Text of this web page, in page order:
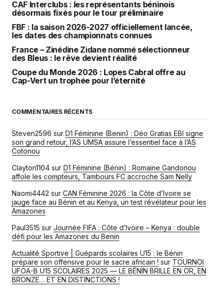
CAF Interclubs : les représentants béninois
désormais fixés pour le tour préliminaire
FBF : la saison 2026-2027 officiellement lancée,
les dates des championnats connues
France – Zinédine Zidane nommé sélectionneur
des Bleus : le rêve devient réalité
Coupe du Monde 2026 : Lopes Cabral offre au
Cap-Vert un trophée pour l’éternité
COMMENTAIRES RÉCENTS
Steven2596 sur D1 Féminine (Benin) : Déo Gratias EBI signe
son grand retour, l’AS UMSA assure l’essentiel face à l’AS
Cotonou
Clayton1104 sur D1 Féminine (Bénin) : Romaine Gandonou
affole les compteurs, Tambours FC accroche Sam Nelly
Naomi4442 sur CAN Féminine 2026 : la Côte d’Ivoire se
jauge face au Bénin et au Kenya, un test révélateur pour les
Amazones
Paul3515 sur Journée FIFA : Côte d’Ivoire – Kenya : double
défi pour les Amazones du Benin
Actualité Sportive | Guépards scolaires U15 : le Bénin
prépare son offensive pour le sacre africain ! sur TOURNOI
UFOA-B U15 SCOLAIRES 2025 — LE BÉNIN BRILLE EN OR, EN
BRONZE… ET EN DISTINCTIONS !